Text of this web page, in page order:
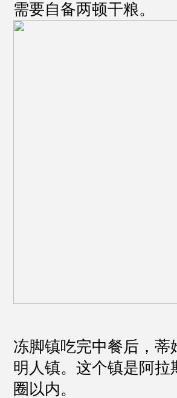
需要自备两顿干粮。
冻脚镇吃完中餐后，
明人镇。这个镇是阿
圈以内。